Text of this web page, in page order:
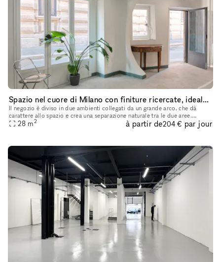
Spazio nel cuore di Milano con finiture ricercate, ideale per temporary shop, pop-up ed eventi
Il negozio è diviso in due ambienti collegati da un grande arco, che dà
carattere allo spazio e crea una separazione naturale tra le due aree.
All’interno ci sono travi a vista verniciate, pavimento
28 m2 à partir de204 € par jour